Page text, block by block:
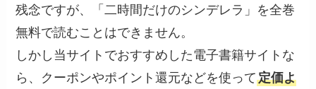
残念ですが、「二時間だけのシンデレラ」を全巻
無料で読むことはできません。
しかし当サイトでおすすめした電子書籍サイトな
ら、クーポンやポイント還元などを使って定価よ